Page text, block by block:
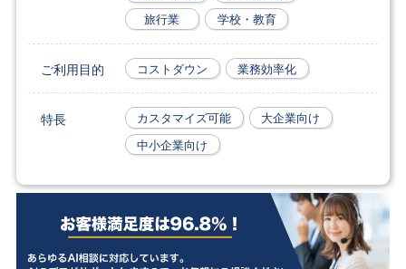
旅行業
学校・教育
ご利用目的 コストダウン 業務効率化
特長 カスタマイズ可能
大企業向け
中小企業向け